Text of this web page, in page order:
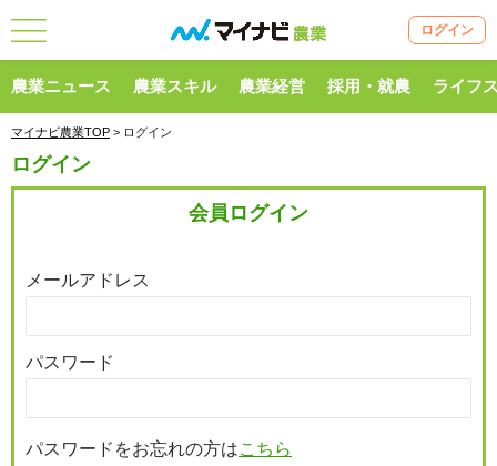
ログイン
農業ニュース 農業スキル 農業経営 採用・就農 ライフ
マイナビ農業TOP > ログイン
ログイン
会員ログイン
メールアドレス
パスワード
パスワードをお忘れの方はこちら